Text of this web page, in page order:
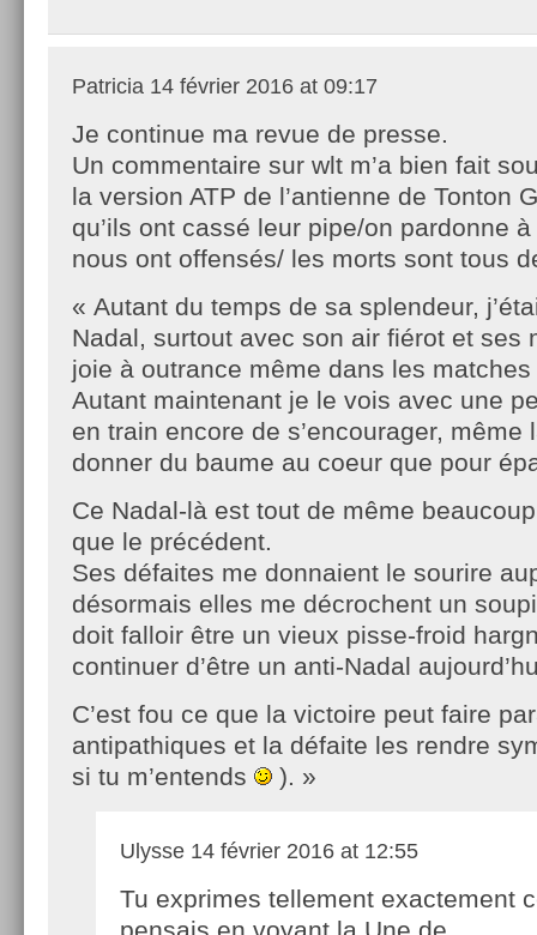
Patricia 14 février 2016 at 09:17
Je continue ma revue de presse.
Un commentaire sur wlt m’a bien fait
la version ATP de l’antienne de Tonton
qu’ils ont cassé leur pipe/on pardonne
nous ont offensés/ les morts sont tous
« Autant du temps de sa splendeur,
Nadal, surtout avec son air fiérot et ses
joie à outrance même dans les
Autant maintenant je le vois avec une
en train encore de s’encourager, même
donner du baume au coeur que pour
Ce Nadal-là est tout de même
que le précédent.
Ses défaites me donnaient le sourire
désormais elles me décrochent un
doit falloir être un vieux pisse-froid
continuer d’être un anti-Nadal
C’est fou ce que la victoire peut faire
antipathiques et la défaite les rendre
si tu m’entends
). »
Ulysse 14 février 2016 at 12:55
Tu exprimes tellement exactement